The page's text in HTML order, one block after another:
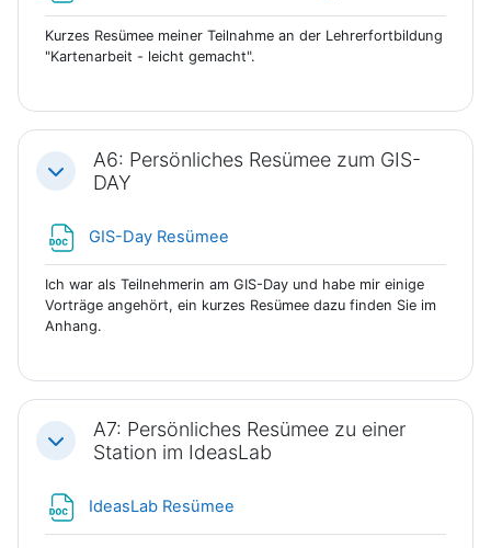
Kurzes Resümee meiner Teilnahme an der Lehrerfortbildung
"Kartenarbeit - leicht gemacht".
Einklappen
A6: Persönliches Resümee zum GIS-
DAY
GIS-Day Resümee
Ich war als Teilnehmerin am GIS-Day und habe mir einige
Vorträge angehört, ein kurzes Resümee dazu finden Sie im
Anhang.
Einklappen
A7: Persönliches Resümee zu einer
Station im IdeasLab
IdeasLab Resümee